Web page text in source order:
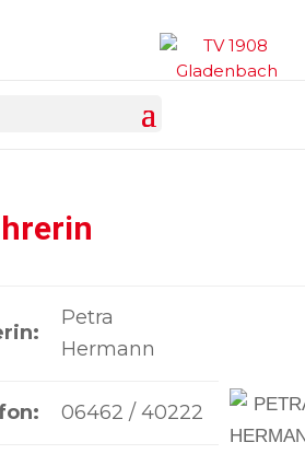
Petra
Hermann
06462 / 40222